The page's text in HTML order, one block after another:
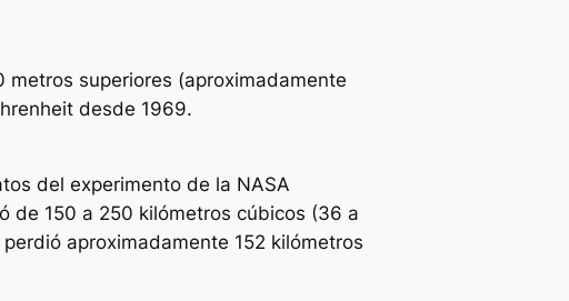
superiores (aproximadamente
desde 1969.
del experimento de la NASA
de 150 a 250 kilómetros cúbicos (36 a
aproximadamente 152 kilómetros